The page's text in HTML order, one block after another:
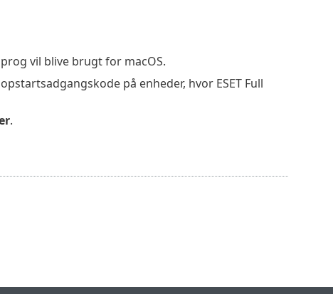
vil blive brugt for macOS.
på enheder, hvor ESET Full
.